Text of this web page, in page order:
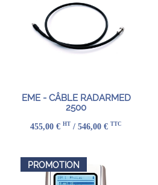
EME - CÂBLE RADARMED
2500
455,00 € HT / 546,00 € TTC
PROMOTION